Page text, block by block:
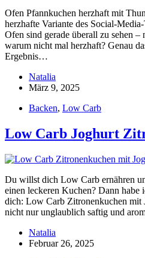
Ofen Pfannkuchen herzhaft mit
herzhafte Variante des Social-
Ofen sind gerade überall zu sehen –
warum nicht mal herzhaft? Genau
Ergebnis…
Natalia
März 9, 2025
Backen, Low Carb
Low Carb Joghurt
Du willst dich Low Carb ernähren
einen leckeren Kuchen? Dann habe
dich: Low Carb Zitronenkuchen mit
nicht nur unglaublich saftig und
Natalia
Februar 26, 2025